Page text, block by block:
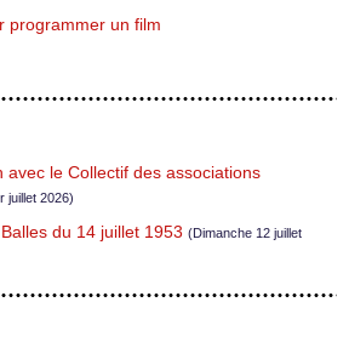
programmer un film
avec le Collectif des associations
juillet 2026)
du 14 juillet 1953 (Dimanche 12 juillet